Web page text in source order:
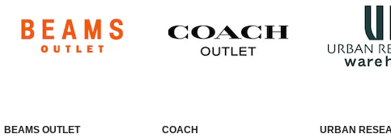
BEAMS OUTLET COACH URBAN